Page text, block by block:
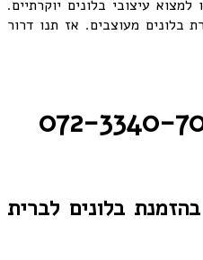
למצוא עיצובי בלונים יוקרתיים.
בלונים מעוצבים. אז תנו דרור
בלונים לברית